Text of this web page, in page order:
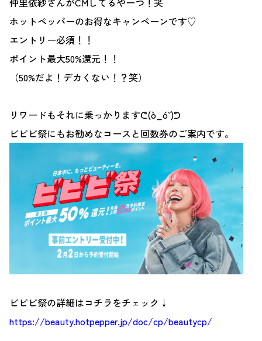
ホットペッパーのお得なキャンペーンです♡
エントリー必須！！
ポイント最大50%還元！！
（50%だよ！デカくない！？笑）
リワードもそれに乗っかりますᕦ(ò_óˇ)ᕤ
ビビビ祭にもお勧めなコースと回数券のご案内です。
ビビビ祭の詳細はコチラをチェック↓
https://beauty.hotpepper.jp/doc/cp/beautycp/